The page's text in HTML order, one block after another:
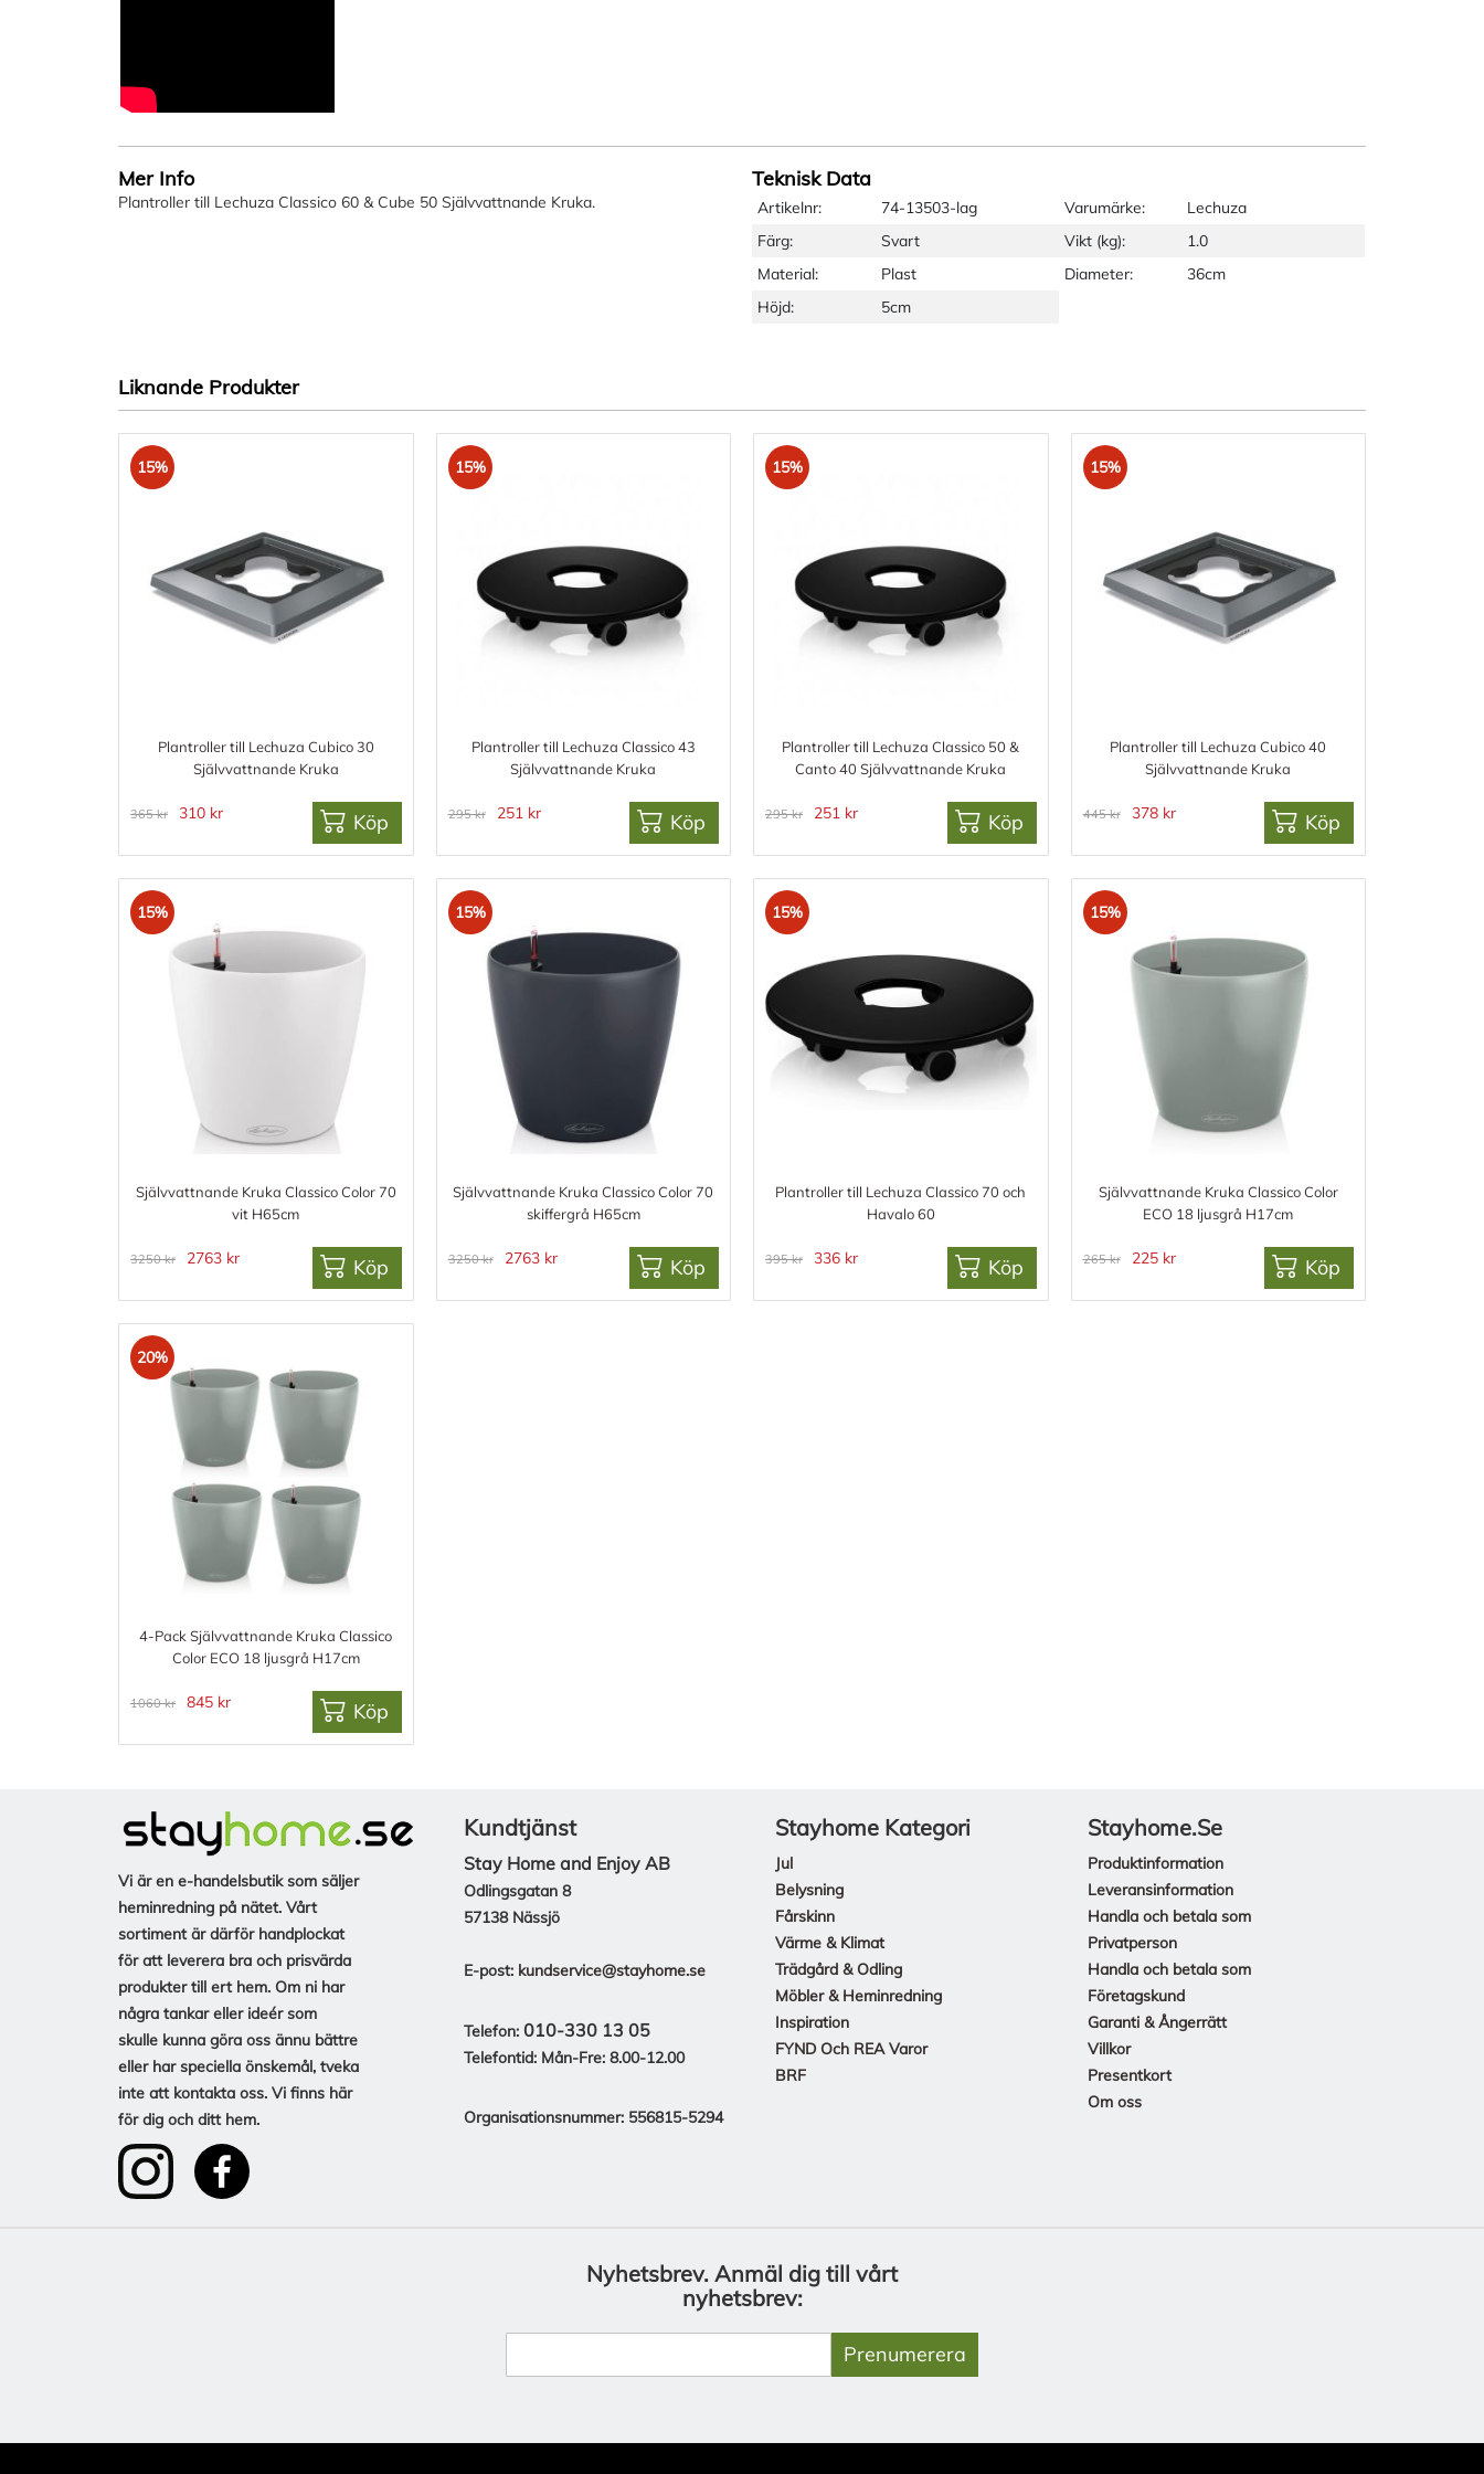
Mer Info
Plantroller till Lechuza Classico 60 & Cube 50 Självvattnande Kruka.
Teknisk Data
Artikelnr: 74-13503-lag Varumärke:
Lechuza
Färg:
Svart Vikt (kg):
1.0
Material:
Plast Diameter:
36cm
Höjd:
5cm
Liknande Produkter
15%
Plantroller till Lechuza Cubico 30
Självvattnande Kruka
365 kr 310 kr Köp
15%
Plantroller till Lechuza Classico 43
Självvattnande Kruka
295 kr 251 kr Köp
15%
Plantroller till Lechuza Classico 50 &
Canto 40 Självvattnande Kruka
295 kr 251 kr Köp
15%
Plantroller till Lechuza Cubico 40
Självvattnande Kruka
445 kr 378 kr Köp
15%
Självvattnande Kruka Classico Color 70
vit H65cm
3250 kr 2763 kr Köp
15%
Självvattnande Kruka Classico Color 70
skiffergrå H65cm
3250 kr 2763 kr Köp
15%
Plantroller till Lechuza Classico 70 och
Havalo 60
395 kr 336 kr Köp
15%
Självvattnande Kruka Classico Color
ECO 18 ljusgrå H17cm
265 kr 225 kr Köp
20%
4-Pack Självvattnande Kruka Classico
Color ECO 18 ljusgrå H17cm
1060 kr 845 kr Köp
Vi är en e-handelsbutik som säljer
heminredning på nätet. Vårt
sortiment är därför handplockat
för att leverera bra och prisvärda
produkter till ert hem. Om ni har
några tankar eller ideér som
skulle kunna göra oss ännu bättre
eller har speciella önskemål, tveka
inte att kontakta oss. Vi finns här
för dig och ditt hem.
Kundtjänst
Stay Home and Enjoy AB
Odlingsgatan 8
57138 Nässjö
E-post: kundservice@stayhome.se
Telefon: 010-330 13 05
Telefontid: Mån-Fre: 8.00-12.00
Organisationsnummer: 556815-5294
Stayhome Kategori
Jul
Belysning
Fårskinn
Värme & Klimat
Trädgård & Odling
Möbler & Heminredning
Inspiration
FYND Och REA Varor
BRF
Stayhome.se
Produktinformation
Leveransinformation
Handla och betala som
Privatperson
Handla och betala som
Företagskund
Garanti & Ångerrätt
Villkor
Presentkort
Om oss
Nyhetsbrev. Anmäl dig till vårt
nyhetsbrev:
Prenumerera